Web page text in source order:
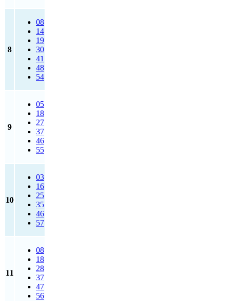
8
08
14
19
30
41
48
54
9
05
18
27
37
46
55
10
03
16
25
35
46
57
11
08
18
28
37
47
56